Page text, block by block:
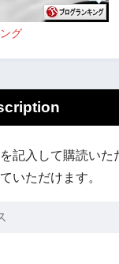
グ
記入して購読いた
いただけます。